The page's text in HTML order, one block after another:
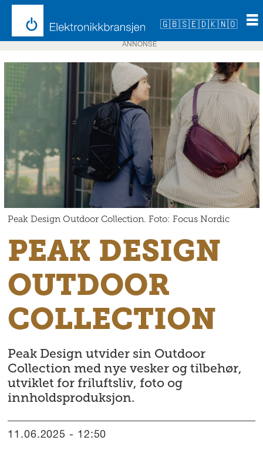
🇬🇧🇸🇪🇩🇰🇳🇴
ANNONSE
Peak Design Outdoor Collection. Foto: Focus Nordic
PEAK DESIGN
OUTDOOR
COLLECTION
Peak Design utvider sin Outdoor
Collection med nye vesker og tilbehør,
utviklet for friluftsliv, foto og
innholdsproduksjon.
11.06.2025 - 12:50